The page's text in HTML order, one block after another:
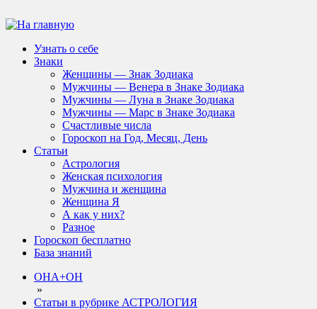
Узнать о себе
Знаки
Женщины — Знак Зодиака
Мужчины — Венера в Знаке Зодиака
Мужчины — Луна в Знаке Зодиака
Мужчины — Марс в Знаке Зодиака
Счастливые числа
Гороскоп на Год, Месяц, День
Статьи
Астрология
Женская психология
Мужчина и женщина
Женщина Я
А как у них?
Разное
Гороскоп бесплатно
База знаний
ОНА+ОН
»
Статьи в рубрике АСТРОЛОГИЯ